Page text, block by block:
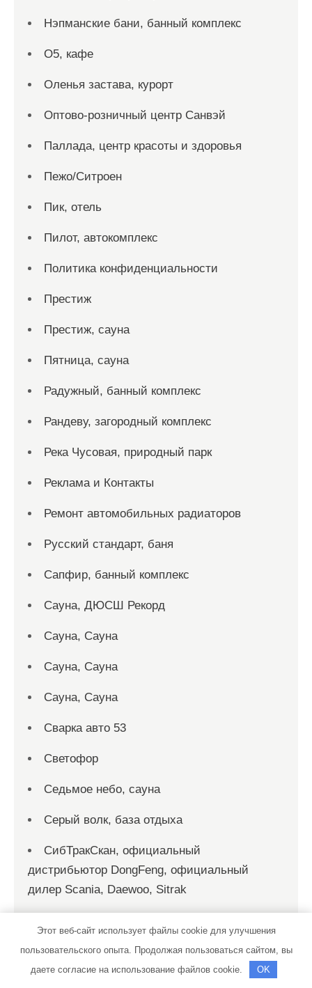
Нэпманские бани, банный комплекс
О5, кафе
Оленья застава, курорт
Оптово-розничный центр Санвэй
Паллада, центр красоты и здоровья
Пежо/Ситроен
Пик, отель
Пилот, автокомплекс
Политика конфиденциальности
Престиж
Престиж, сауна
Пятница, сауна
Радужный, банный комплекс
Рандеву, загородный комплекс
Река Чусовая, природный парк
Реклама и Контакты
Ремонт автомобильных радиаторов
Русский стандарт, баня
Сапфир, банный комплекс
Сауна, ДЮСШ Рекорд
Сауна, Сауна
Сауна, Сауна
Сауна, Сауна
Сварка авто 53
Светофор
Седьмое небо, сауна
Серый волк, база отдыха
СибТракСкан, официальный
дистрибьютор DongFeng, официальный
дилер Scania, Daewoo, Sitrak
Скиф, автомойка
Этот веб-сайт использует файлы cookie для улучшения
пользовательского опыта. Продолжая пользоваться сайтом, вы
даете согласие на использование файлов cookie.
OK